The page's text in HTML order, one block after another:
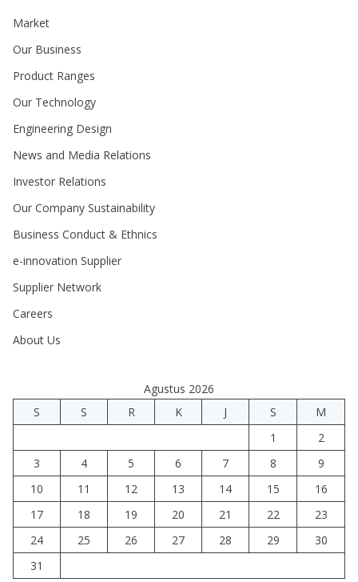
Market
Our Business
Product Ranges
Our Technology
Engineering Design
News and Media Relations
Investor Relations
Our Company Sustainability
Business Conduct & Ethnics
e-innovation Supplier
Supplier Network
Careers
About Us
Agustus 2026
S
S R K J S
M
1
2
3
4 5 6 7 8
9
10
11 12 13 14 15
16
17
18 19 20 21 22
23
24
25 26 27 28 29
30
31